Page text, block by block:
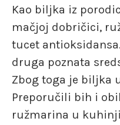
Kao biljka iz
mačjoj dobričici,
tucet
druga poznata
Zbog toga je biljka
Preporučili bih i
ružmarina u